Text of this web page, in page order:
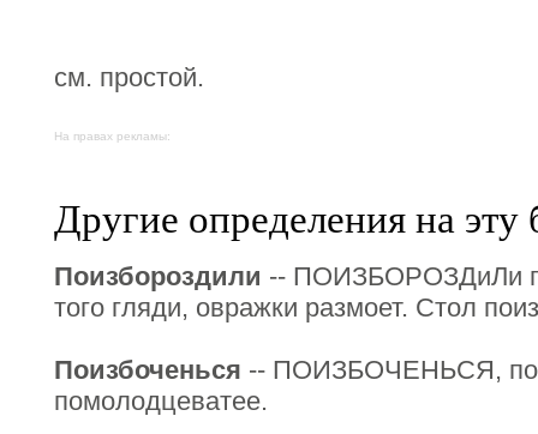
см. простой.
На правах рекламы:
Другие определения на эту
Поизбороздили -- ПОИЗБОРОЗДиЛи
того гляди, овражки размоет. Стол
Поизбоченься -- ПОИЗБОЧЕНЬСЯ,
помолодцеватее.